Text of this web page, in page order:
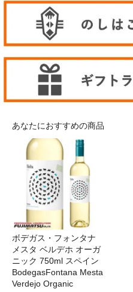
あなたにおすすめの商品
ボデガス・フォンタナ
メスタ ベルデホ オーガ
ニック 750ml スペイン
BodegasFontana Mesta
Verdejo Organic